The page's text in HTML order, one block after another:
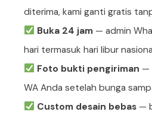
diterima, kami ganti gratis
Buka 24 jam— admin
hari termasuk hari libur
Foto bukti pengiriman —
WA Anda setelah bunga
Custom desain bebas—